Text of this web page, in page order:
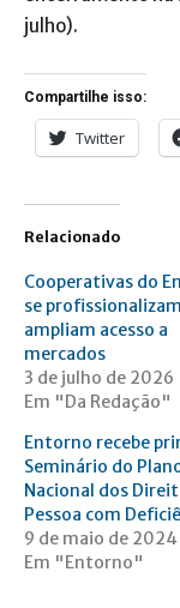
julho).
Compartilhe isso:
Twitter
Relacionado
Cooperativas do
se
ampliam acesso a
mercados
3 de julho de 2026
Em "Da Redação"
Entorno recebe
Seminário do
Nacional dos
Pessoa com
9 de maio de 2024
Em "Entorno"